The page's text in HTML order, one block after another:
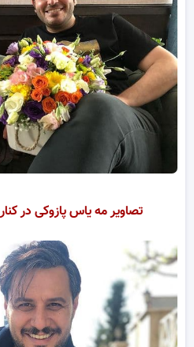
تصاویر مه یاس پازوکی در